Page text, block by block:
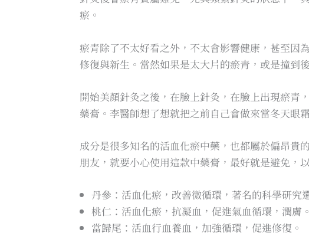
瘀。
瘀青除了不太好看之外，不太會影響健康，甚至因
修復與新生。當然如果是太大片的瘀青，或是撞到
開始美顏針灸之後，在臉上針灸，在臉上出現瘀青
藥膏。李醫師想了想就把之前自己會做來當冬天眼
成分是很多知名的活血化瘀中藥，也都屬於偏昂貴
朋友，就要小心使用這款中藥膏，最好就是避免，
丹參：活血化瘀，改善微循環，著名的科學研究
桃仁：活血化瘀，抗凝血，促進氣血循環，潤膚。
當歸尾：活血行血養血，加強循環，促進修復。